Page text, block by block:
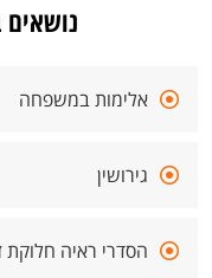
אלימות במשפחה
גירושין
הסדרי ראיה חלוקת